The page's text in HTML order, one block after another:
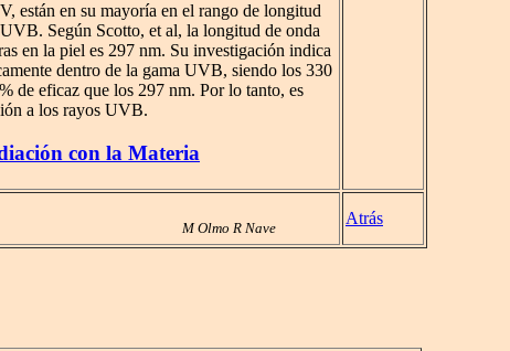
están en su mayoría en el rango de longitud
Según Scotto, et al, la longitud de onda
en la piel es 297 nm. Su investigación indica
dentro de la gama UVB, siendo los 330
de eficaz que los 297 nm. Por lo tanto, es
a los rayos UVB.
con la Materia
M Olmo R Nave
Atrás